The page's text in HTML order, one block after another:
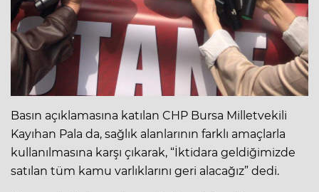
Basın açıklamasına katılan CHP Bursa Milletvekili
Kayıhan Pala da, sağlık alanlarının farklı amaçlarla
kullanılmasına karşı çıkarak, “İktidara geldiğimizde
satılan tüm kamu varlıklarını geri alacağız” dedi.